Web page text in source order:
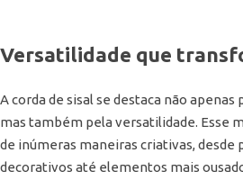
Versatilidade que
A corda de sisal se destaca não
mas também pela versatilidade. Esse
de inúmeras maneiras criativas, desde
decorativos até elementos mais